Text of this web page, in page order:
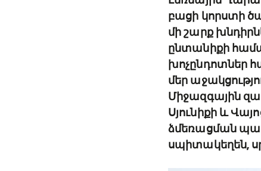
բացի կորստի
մի շարք
ընտանիքի
խոչընդոտներ
մեր
Միջազգային
Սյունիքի և
ձմեռացման
սպիտակեղեն,